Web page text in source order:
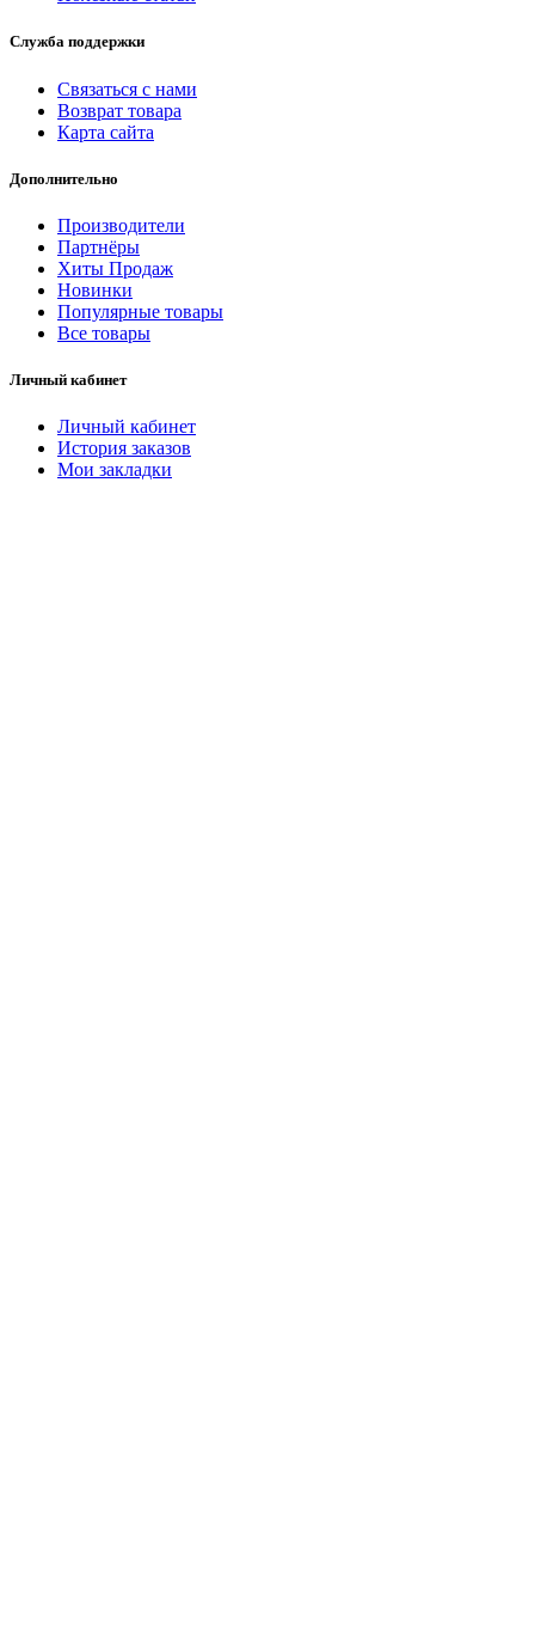
Служба поддержки
Связаться с нами
Возврат товара
Карта сайта
Дополнительно
Производители
Партнёры
Хиты Продаж
Новинки
Популярные товары
Все товары
Личный кабинет
Личный кабинет
История заказов
Мои закладки